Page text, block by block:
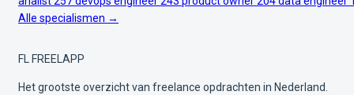
Alle specialismen →
FL FREELAPP
Het grootste overzicht van freelance opdrachten in Nederland.